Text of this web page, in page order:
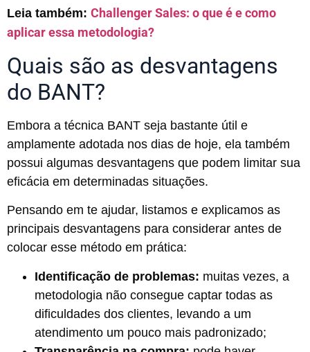
Leia também: Challenger Sales: o que é e como
aplicar essa metodologia?
Quais são as desvantagens
do BANT?
Embora a técnica BANT seja bastante útil e
amplamente adotada nos dias de hoje, ela também
possui algumas desvantagens que podem limitar sua
eficácia em determinadas situações.
Pensando em te ajudar, listamos e explicamos as
principais desvantagens para considerar antes de
colocar esse método em prática:
Identificação de problemas: muitas vezes, a
metodologia não consegue captar todas as
dificuldades dos clientes, levando a um
atendimento um pouco mais padronizado;